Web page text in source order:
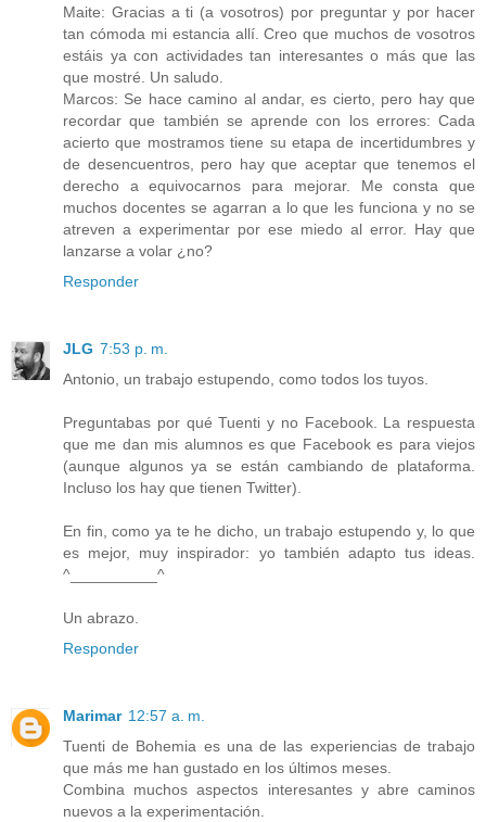
Maite: Gracias a ti (a vosotros) por preguntar y por hacer
tan cómoda mi estancia allí. Creo que muchos de vosotros
estáis ya con actividades tan interesantes o más que las
que mostré. Un saludo.
Marcos: Se hace camino al andar, es cierto, pero hay que
recordar que también se aprende con los errores: Cada
acierto que mostramos tiene su etapa de incertidumbres y
de desencuentros, pero hay que aceptar que tenemos el
derecho a equivocarnos para mejorar. Me consta que
muchos docentes se agarran a lo que les funciona y no se
atreven a experimentar por ese miedo al error. Hay que
lanzarse a volar ¿no?
Responder
JLG 7:53 p. m.
Antonio, un trabajo estupendo, como todos los tuyos.
Preguntabas por qué Tuenti y no Facebook. La respuesta
que me dan mis alumnos es que Facebook es para viejos
(aunque algunos ya se están cambiando de plataforma.
Incluso los hay que tienen Twitter).
En fin, como ya te he dicho, un trabajo estupendo y, lo que
es mejor, muy inspirador: yo también adapto tus ideas.
^__________^
Un abrazo.
Responder
Marimar 12:57 a. m.
Tuenti de Bohemia es una de las experiencias de trabajo
que más me han gustado en los últimos meses.
Combina muchos aspectos interesantes y abre caminos
nuevos a la experimentación.